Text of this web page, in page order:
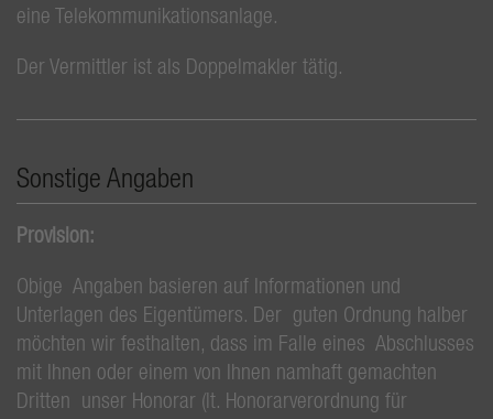
eine Telekommunikationsanlage.
Der Vermittler ist als Doppelmakler tätig.
Sonstige Angaben
Provision:
Obige Angaben basieren auf Informationen und
Unterlagen des Eigentümers. Der guten Ordnung halber
möchten wir festhalten, dass im Falle eines Abschlusses
mit Ihnen oder einem von Ihnen namhaft gemachten
Dritten unser Honorar (lt. Honorarverordnung für